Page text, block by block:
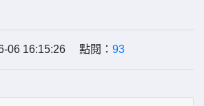
06 16:15:26 點閱： 93